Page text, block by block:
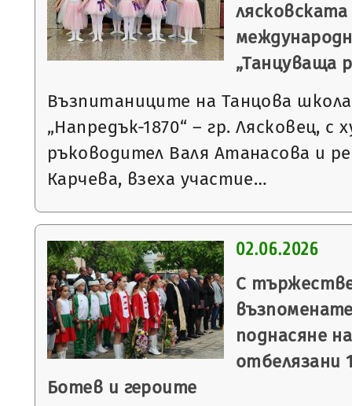
„Танцуваща
Възпитаниците на Танцова
„Напредък-1870“ – гр. Лясковец, с
ръководител Валя Атанасова и
Карчева, взеха участие…
02.06.2026
С
поднасяне
отбелязани
Ботев и героите